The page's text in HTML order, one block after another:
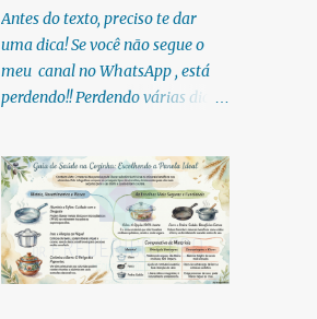
Antes do texto, preciso te dar
uma dica! Se você não segue o
meu canal no WhatsApp , está
perdendo!! Perdendo várias dicas,
infográficos, o link para
download dos meus e-books.
Para acessar clique no link:
https://whatsapp.com/channel/0
029Vb6U4AqKgsNzkBhubA40